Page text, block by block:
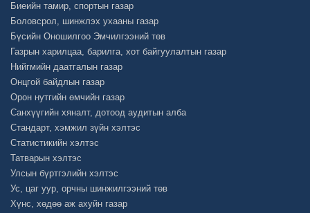
Биеийн тамир, спортын газар
Боловсрол, шинжлэх ухааны газар
Бүсийн Оношилгоо Эмчилгээний төв
Газрын харилцаа, барилга, хот байгуулалтын газар
Нийгмийн даатгалын газар
Онцгой байдлын газар
Орон нутгийн өмчийн газар
Санхүүгийн хяналт, дотоод аудитын алба
Стандарт, хэмжил зүйн хэлтэс
Статистикийн хэлтэс
Татварын хэлтэс
Улсын бүртгэлийн хэлтэс
Ус, цаг уур, орчны шинжилгээний төв
Хүнс, хөдөө аж ахуйн газар